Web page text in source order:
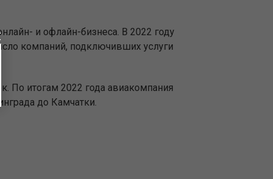
и офлайн-бизнеса. В 2022 году
компаний, подключивших услуги
По итогам 2022 года авиакомпания
до Камчатки.